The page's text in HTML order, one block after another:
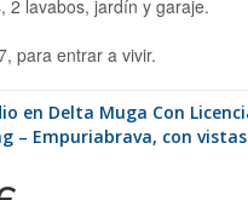
2 lavabos, jardín y garaje.
para entrar a vivir.
– Empuriabrava, con vistas